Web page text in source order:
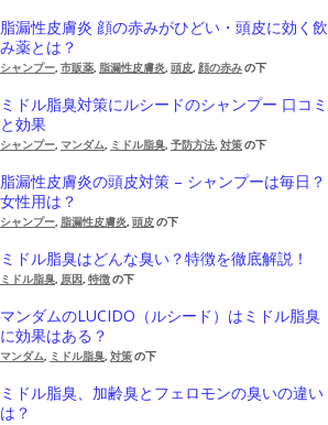
脂漏性皮膚炎 顔の赤みがひどい・頭皮に効く飲
み薬とは？
シャンプー, 市販薬, 脂漏性皮膚炎, 頭皮, 顔の赤みの下
ミドル脂臭対策にルシードのシャンプー 口コミ
と効果
シャンプー, マンダム, ミドル脂臭, 予防方法, 対策の下
脂漏性皮膚炎の頭皮対策 – シャンプーは毎日？
女性用は？
シャンプー, 脂漏性皮膚炎, 頭皮の下
ミドル脂臭はどんな臭い？特徴を徹底解説！
ミドル脂臭, 原因, 特徴の下
マンダムのLUCIDO（ルシード）はミドル脂臭
に効果はある？
マンダム, ミドル脂臭, 対策の下
ミドル脂臭、加齢臭とフェロモンの臭いの違い
は？